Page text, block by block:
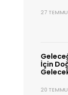
27
İçin
20